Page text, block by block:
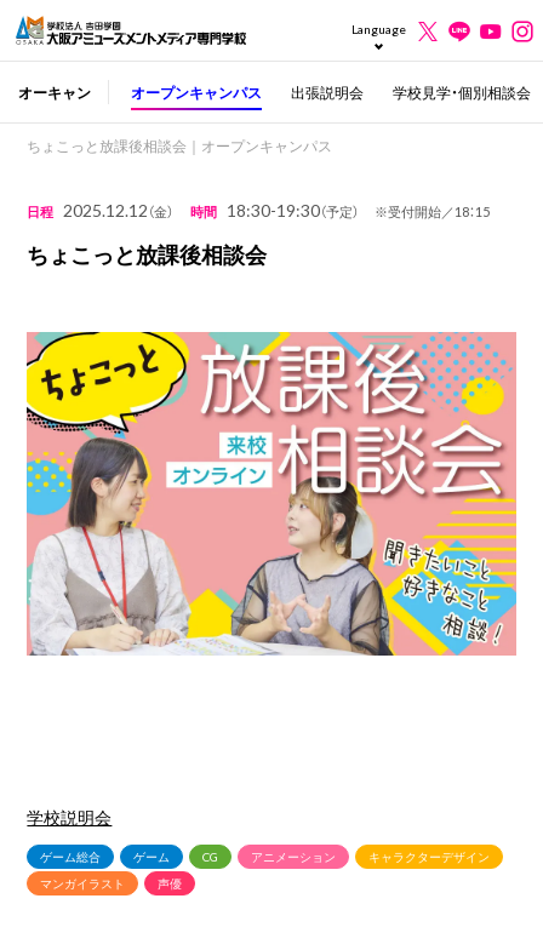
Language
オーキャン オープンキャンパス 出張説明会 学校見学・個別相談会
ちょこっと放課後相談会｜オープンキャンパス
日程 2025.12.12（金） 時間 18:30-19:30（予定） ※受付開始／18：15
ちょこっと放課後相談会
学校説明会
ゲーム総合 ゲーム CG アニメーション
キャラクターデザイン
マンガイラスト
声優